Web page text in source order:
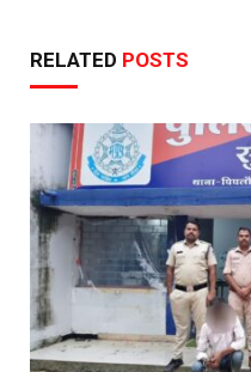
RELATED POSTS